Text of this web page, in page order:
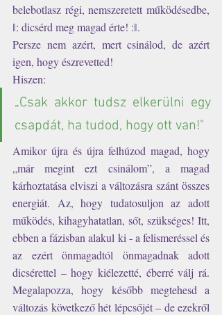
belebotlasz régi, nemszeretett működésedbe,
ǁ: dicsérd meg magad érte! :ǁ.
Persze nem azért, mert csinálod, de azért
igen, hogy észrevetted!
Hiszen:
„Csak akkor tudsz elkerülni egy
csapdát, ha tudod, hogy ott van!"
Amikor újra és újra felhúzod magad, hogy
„már megint ezt csinálom”, a magad
kárhoztatása elviszi a változásra szánt összes
energiát. Az, hogy tudatosuljon az adott
működés, kihagyhatatlan, sőt, szükséges! Itt,
ebben a fázisban alakul ki - a felismeréssel és
az ezért önmagadtól önmagadnak adott
dicsérettel – hogy kiélezetté, éberré válj rá.
Megalapozza, hogy később megtehesd a
változás következő hét lépcsőjét – de ezekről